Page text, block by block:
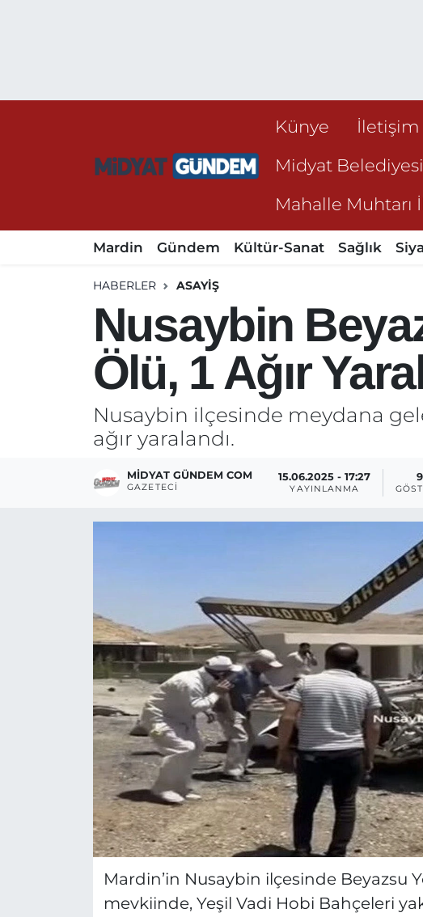
Künye İletişim
Midyat Belediyesi
Mahalle Muhtarı
Mardin Gündem Kültür-Sanat Sağlık
HABERLER ASAYIŞ
Nusaybin
Ölü, 1 Ağır
Nusaybin ilçesinde meydana
ağır yaralandı.
MIDYAT GÜNDEM COM
GAZETECI
15.06.2025 - 17:27
YAYINLANMA
Mardin’in Nusaybin ilçesinde Beyazsu
mevkiinde, Yeşil Vadi Hobi Bahçeleri